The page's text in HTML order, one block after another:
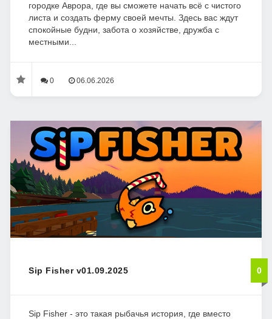
городке Аврора, где вы сможете начать всё с чистого
листа и создать ферму своей мечты. Здесь вас ждут
спокойные будни, забота о хозяйстве, дружба с
местными...
0 06.06.2026
Sip Fisher v01.09.2025 0
Sip Fisher - это такая рыбачья история, где вместо